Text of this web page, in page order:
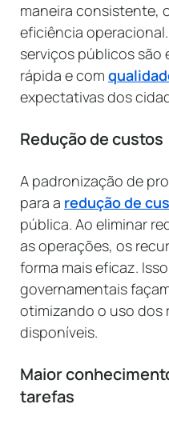
maneira consistente,
eficiência
serviços públicos são
rápida e com
expectativas dos
Redução de custos
A padronização de
para a redução de
pública. Ao eliminar
as operações, os
forma mais eficaz.
governamentais
otimizando o uso dos
disponíveis.
Maior
tarefas